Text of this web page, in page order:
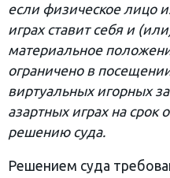
если физическое лицо
играх ставит себя и
материальное
ограничено в
виртуальных игорных
азартных играх на срок
решению суда.
Решением суда